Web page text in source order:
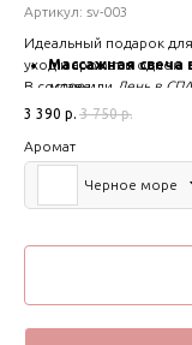
Артикул: sv-003
Идеальный подарок
уход и аромат в одном
В составе:
Массажная свеча
мореили День в СПА
Свеча
3 390 р. 3 750 р.
Аромат
Черное море